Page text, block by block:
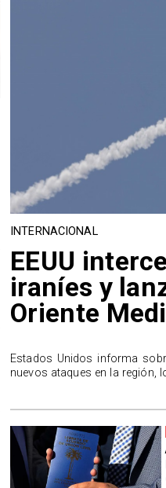
INTERNACIONAL
EEUU
iraníes y
Oriente
Estados Unidos informa
nuevos ataques en la región,